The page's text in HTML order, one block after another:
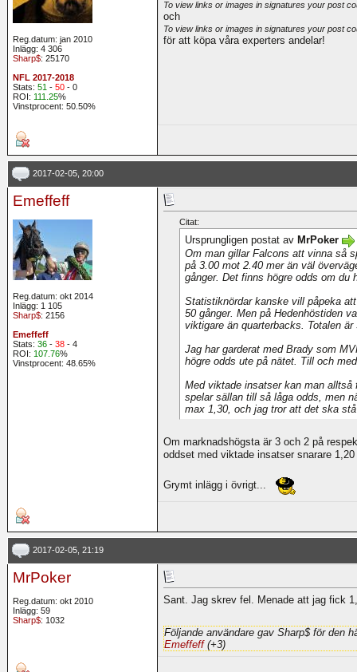
Reg.datum: jan 2010
Inlägg: 4 306
Sharp$: 25170
NFL 2017-2018
Stats: 51 - 50 - 0
ROI: 111.25%
Vinstprocent: 50.50%
To view links or images in signatures your post
och
To view links or images in signatures your post
för att köpa våra experters andelar!
2017-02-05, 20:00
Emeffeff
Reg.datum: okt 2014
Inlägg: 1 105
Sharp$: 2156
Emeffeff
Stats: 36 - 38 - 4
ROI: 107.76%
Vinstprocent: 48.65%
Citat:
Ursprungligen postat av MrPoker
Om man gillar Falcons att vinna så
på 3.00 mot 2.40 mer än väl
gånger. Det finns högre odds om du
Statistiknördar kanske vill påpeka
50 gånger. Men på Hedenhöstiden
viktigare än quarterbacks. Totalen
Jag har garderat med Brady som
högre odds ute på nätet. Till och
Med viktade insatser kan man
spelar sällan till så låga odds, men
max 1,30, och jag tror att det ska
Om marknadshögsta är 3 och 2 på
oddset med viktade insatser snarare
Grymt inlägg i övrigt...
2017-02-05, 21:19
MrPoker
Reg.datum: okt 2010
Inlägg: 59
Sharp$: 1032
Sant. Jag skrev fel. Menade att jag fick
Följande användare gav Sharp$ för den
Emeffeff(+3)